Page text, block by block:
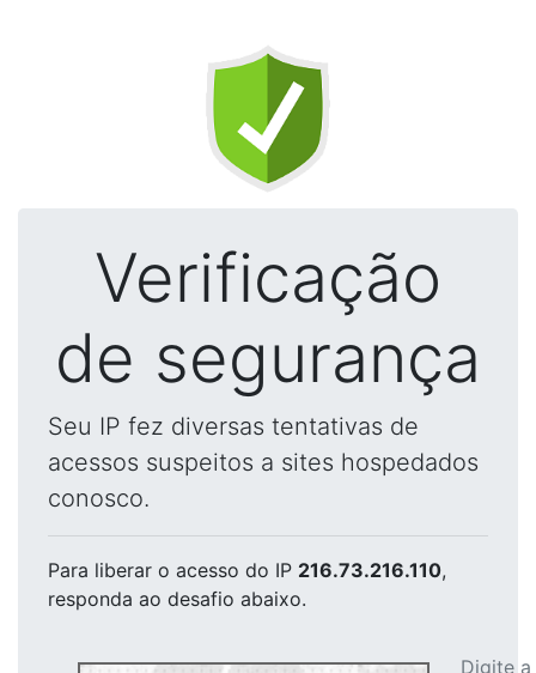
Verificação
de segurança
Seu IP fez diversas tentativas de
acessos suspeitos a sites hospedados
conosco.
Para liberar o acesso do IP 216.73.216.110,
responda ao desafio abaixo.
Digite